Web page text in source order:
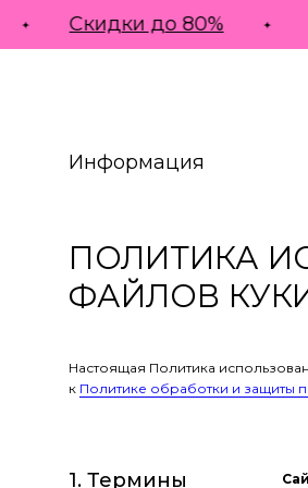
Скидки до 80%
ПОЛИТИКА
ФАЙЛОВ
Информация
Настоящая Политика
к Политике обработки и защиты
1. Термины